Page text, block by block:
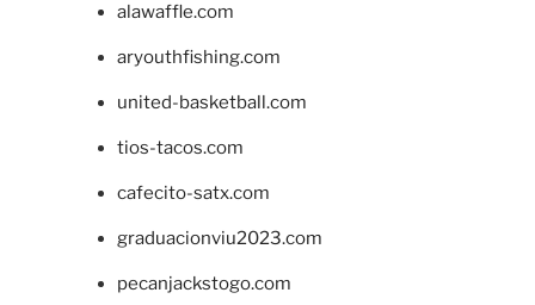
alawaffle.com
aryouthfishing.com
united-basketball.com
tios-tacos.com
cafecito-satx.com
graduacionviu2023.com
pecanjackstogo.com